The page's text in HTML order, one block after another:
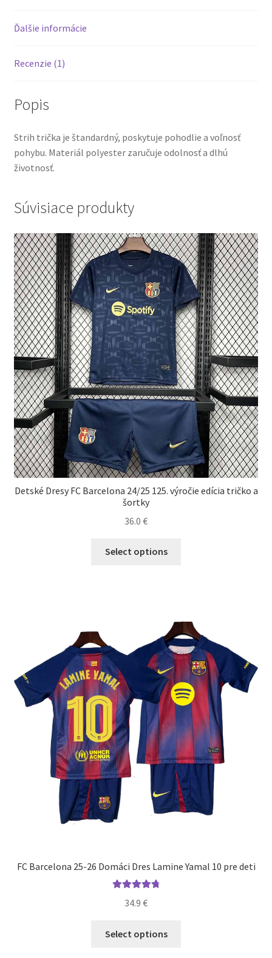
Ďalšie informácie
Recenzie (1)
Popis
Strih trička je štandardný, poskytuje pohodlie a voľnosť
pohybu. Materiál polyester zaručuje odolnosť a dlhú
životnosť.
Súvisiace produkty
Detské Dresy FC Barcelona 24/25 125. výročie edícia tričko a
šortky
36.0 €
Select options
Možnosti
si
môžete
vybrať
na
stránke
produktu.
FC Barcelona 25-26 Domáci Dres Lamine Yamal 10 pre deti
34.9 €
Select options